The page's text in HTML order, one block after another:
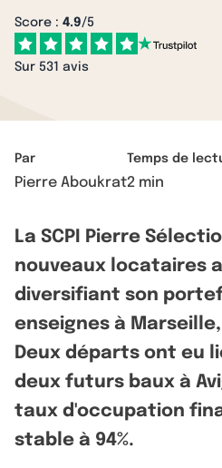
Score : 4.9/5
Sur 531 avis
Par
Pierre Aboukrat
Temps de
2 min
La SCPI Pierre
nouveaux locataires
diversifiant son
enseignes à
Deux départs ont eu
deux futurs baux à
taux d'occupation
stable à 94%.